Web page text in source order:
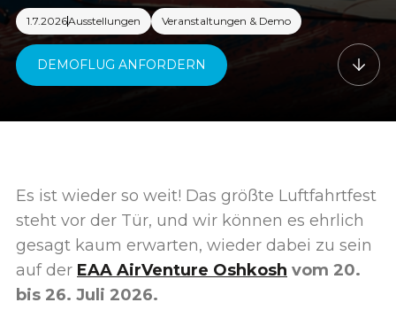
1.7.2026Ausstellungen Veranstaltungen & Demo
DEMOFLUG ANFORDERN
Es ist wieder so weit! Das größte Luftfahrtfest
steht vor der Tür, und wir können es ehrlich
gesagt kaum erwarten, wieder dabei zu sein
auf der EAA AirVenture Oshkosh vom 20.
bis 26. Juli 2026.